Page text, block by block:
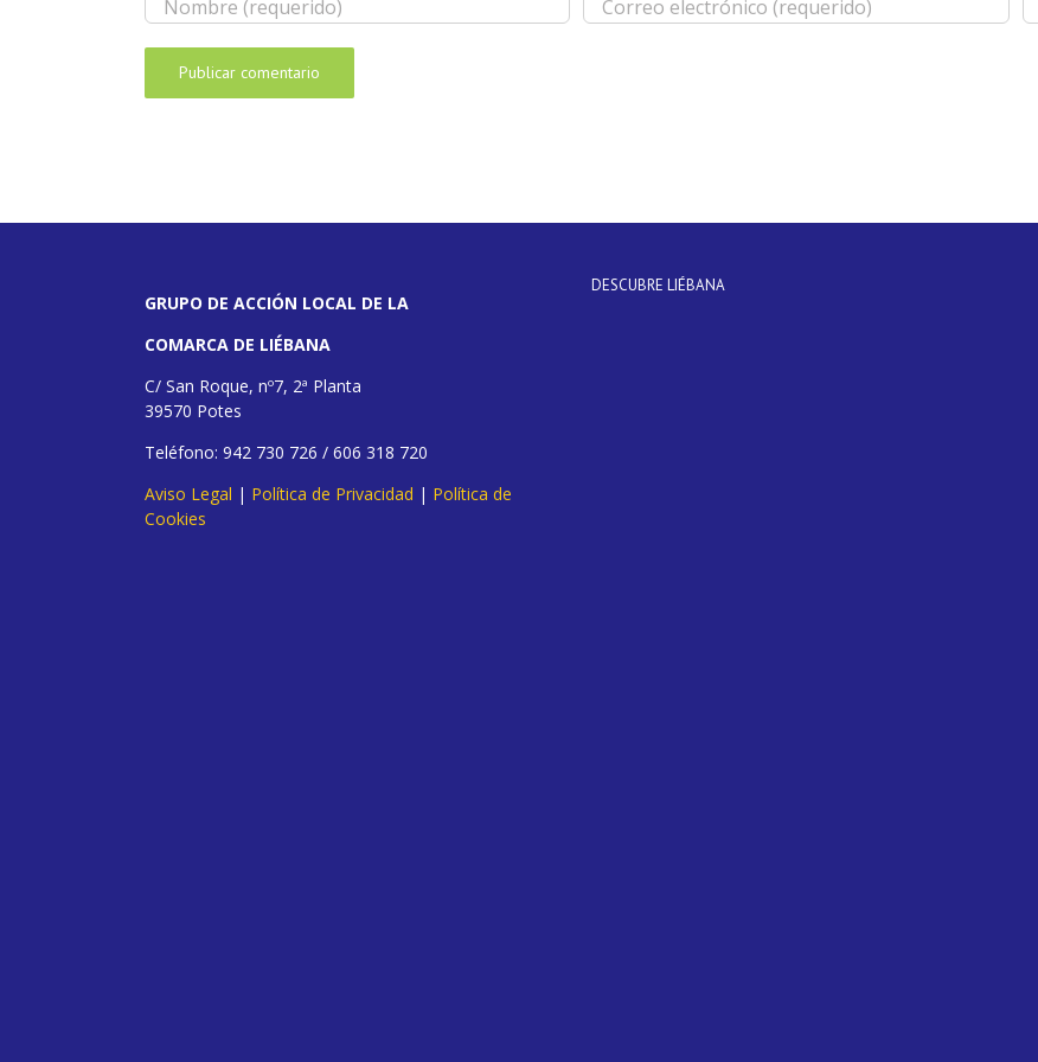
GRUPO DE ACCIÓN LOCAL DE LA
COMARCA DE LIÉBANA
C/ San Roque, nº7, 2ª Planta
39570 Potes
Teléfono: 942 730 726 / 606 318 720
Aviso Legal | Política de Privacidad | Política de
Cookies
DESCUBRE LIÉBANA